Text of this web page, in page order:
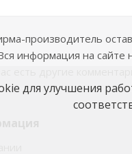
производитель
информация на сайте
есть другие
для улучшения